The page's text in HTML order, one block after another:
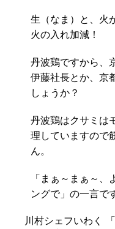
生（なま）と、火
火の入れ加減！
丹波鶏ですから、
伊藤社長とか、京
しょうか？
丹波鶏はクサミは
理していますので
ん。
「まぁ～まぁ～、
ングで」の一言で
川村シェフいわく 「